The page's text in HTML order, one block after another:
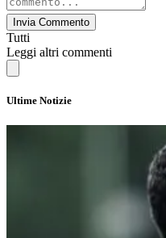
Invia Commento
Tutti
Leggi altri commenti
Ultime Notizie